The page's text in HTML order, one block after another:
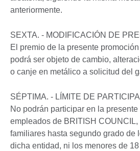
anteriormente.
SEXTA. - MODIFICACIÓN DE
El premio de la presente
podrá ser objeto de cambio,
o canje en metálico a solicitud del
SÉPTIMA. - LÍMITE DE
No podrán participar en la
empleados de BRITISH
familiares hasta segundo grado de
dicha entidad, ni los menores de